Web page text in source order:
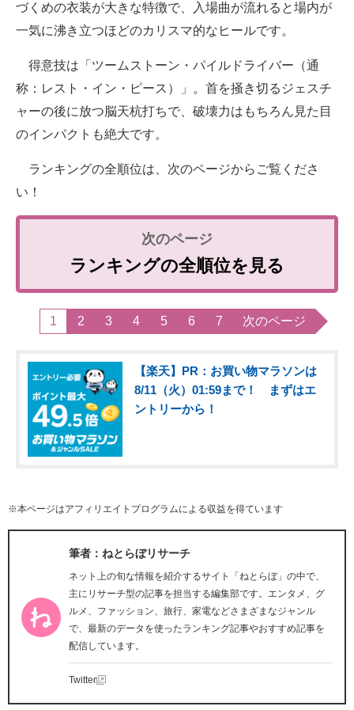
づくめの衣装が大きな特徴で、入場曲が流れると場内が
一気に沸き立つほどのカリスマ的なヒールです。
得意技は「ツームストーン・パイルドライバー（通
称：レスト・イン・ピース）」。首を掻き切るジェスチ
ャーの後に放つ脳天杭打ちで、破壊力はもちろん見た目
のインパクトも絶大です。
ランキングの全順位は、次のページからご覧くださ
い！
ランキングの全順位を見る
1 2 3 4 5 6 7 次のページ
【楽天】PR：お買い物マラソンは
8/11（火）01:59まで！ まずはエ
ントリーから！
※本ページはアフィリエイトプログラムによる収益を得ています
筆者：ねとらぼリサーチ
ネット上の旬な情報を紹介するサイト「ねとらぼ」の中で、
主にリサーチ型の記事を担当する編集部です。エンタメ、グ
ルメ、ファッション、旅行、家電などさまざまなジャンル
で、最新のデータを使ったランキング記事やおすすめ記事を
配信しています。
Twitter